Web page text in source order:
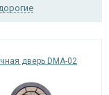
дверь DMA-02